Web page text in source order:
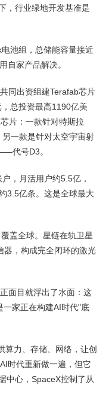
，行业绿地开发基准是
池组，总储能容量接近
自家产品解决。
同出资组建Terafab芯片
总投资最高1190亿美
片：一款针对特斯拉
一款是针对太空宇宙射
代号D3。
，月活用户约5.5亿，
3.5亿条。这是全球最大
盖全球。星链在轨卫星
器，构成完全闭环的激光
面目就浮出了水面：这
一家正在构建AI时代"底
力、存储、网络，让创
时代重新做一遍，但它
中心，SpaceX控制了从